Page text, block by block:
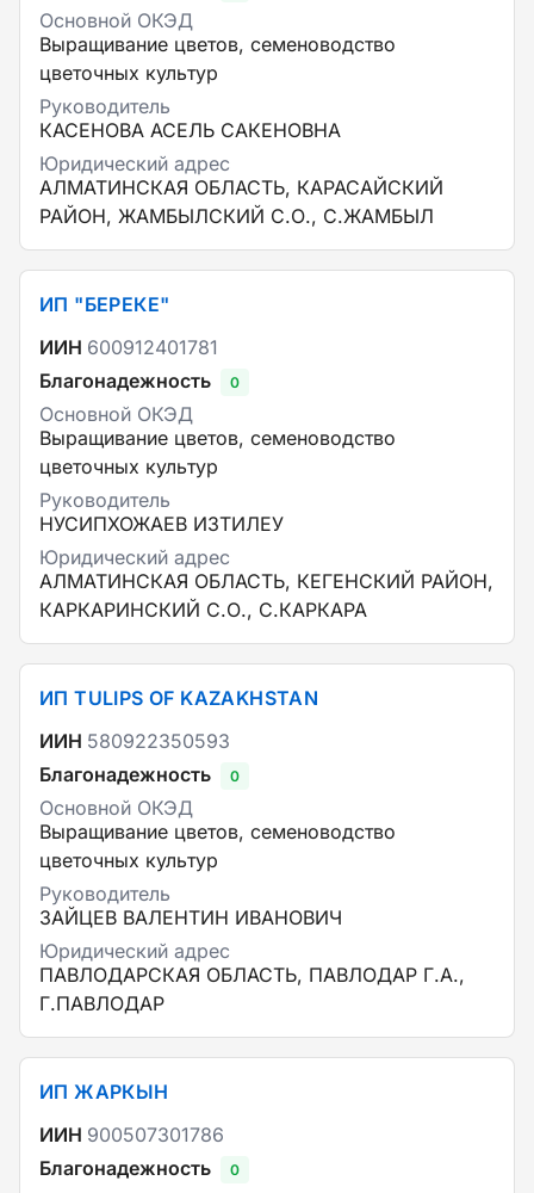
Основной ОКЭД
Выращивание цветов, семеноводство
цветочных культур
Руководитель
КАСЕНОВА АСЕЛЬ САКЕНОВНА
Юридический адрес
АЛМАТИНСКАЯ ОБЛАСТЬ, КАРАСАЙСКИЙ
РАЙОН, ЖАМБЫЛСКИЙ С.О., С.ЖАМБЫЛ
ИП "БЕРЕКЕ"
ИИН 600912401781
Благонадежность
0
Основной ОКЭД
Выращивание цветов, семеноводство
цветочных культур
Руководитель
НУСИПХОЖАЕВ ИЗТИЛЕУ
Юридический адрес
АЛМАТИНСКАЯ ОБЛАСТЬ, КЕГЕНСКИЙ РАЙОН,
КАРКАРИНСКИЙ С.О., С.КАРКАРА
ИП TULIPS OF KAZAKHSTAN
ИИН 580922350593
Благонадежность
0
Основной ОКЭД
Выращивание цветов, семеноводство
цветочных культур
Руководитель
ЗАЙЦЕВ ВАЛЕНТИН ИВАНОВИЧ
Юридический адрес
ПАВЛОДАРСКАЯ ОБЛАСТЬ, ПАВЛОДАР Г.А.,
Г.ПАВЛОДАР
ИП ЖАРКЫН
ИИН 900507301786
Благонадежность
0